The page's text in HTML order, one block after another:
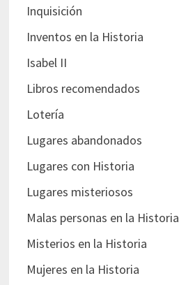
Inquisición
Inventos en la Historia
Isabel II
Libros recomendados
Lotería
Lugares abandonados
Lugares con Historia
Lugares misteriosos
Malas personas en la Historia
Misterios en la Historia
Mujeres en la Historia